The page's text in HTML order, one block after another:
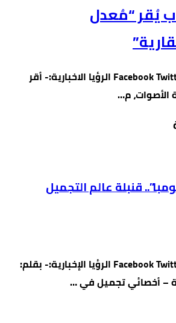
يُقر “مُعدل
Facebook Twitter Pinterest LinkedIn الرؤيا الاخبارية:- أقر
الأصوات، م…
قنبلة عالم التجميل
Facebook Twitter Pinterest LinkedIn الرؤيا الإخبارية:- بقلم:
– أخصائي تجميل في …